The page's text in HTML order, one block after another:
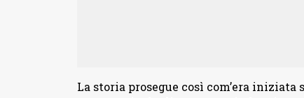
La storia prosegue così com’era